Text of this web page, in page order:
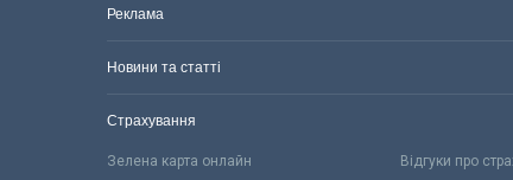
Реклама
Новини та статті
Страхування
Зелена карта онлайн Відгуки про